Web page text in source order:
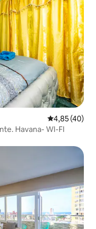
4,85 de uma
4,85 (40)
Havana- WI-FI